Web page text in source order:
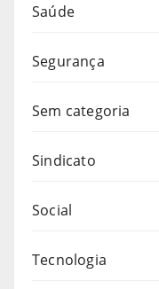
Saúde
Segurança
Sem categoria
Sindicato
Social
Tecnologia